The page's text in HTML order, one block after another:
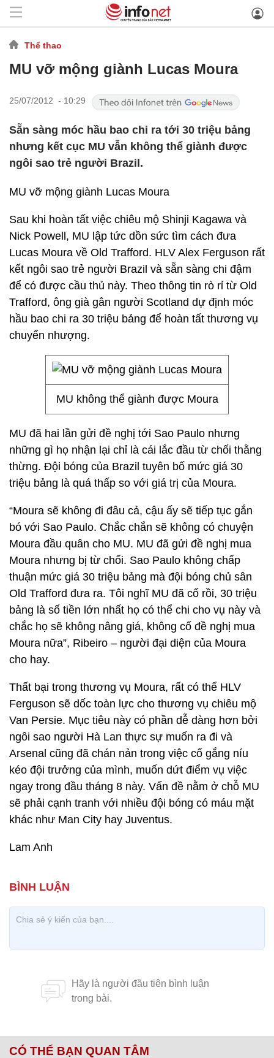
Thể thao
MU vỡ mộng giành Lucas Moura
25/07/2012 - 10:29
Sẵn sàng móc hầu bao chi ra tới 30 triệu bảng
nhưng kết cục MU vẫn không thể giành được
ngôi sao trẻ người Brazil.
MU vỡ mộng giành Lucas Moura
Sau khi hoàn tất việc chiêu mộ Shinji Kagawa và
Nick Powell, MU lập tức dồn sức tìm cách đưa
Lucas Moura về Old Trafford. HLV Alex Ferguson rất
kết ngôi sao trẻ người Brazil và sẵn sàng chi đậm
để có được cầu thủ này. Theo thông tin rò rỉ từ Old
Trafford, ông già gân người Scotland dự định móc
hầu bao chi ra 30 triệu bảng để hoàn tất thương vụ
chuyển nhượng.
MU không thể giành được Moura
MU đã hai lần gửi đề nghị tới Sao Paulo nhưng
những gì họ nhận lại chỉ là cái lắc đầu từ chối thằng
thừng. Đội bóng của Brazil tuyên bố mức giá 30
triệu bảng là quá thấp so với giá trị của Moura.
“Moura sẽ không đi đâu cả, cậu ấy sẽ tiếp tục gắn
bó với Sao Paulo. Chắc chắn sẽ không có chuyện
Moura đầu quân cho MU. MU đã gửi đề nghị mua
Moura nhưng bị từ chối. Sao Paulo không chấp
thuận mức giá 30 triệu bảng mà đội bóng chủ sân
Old Trafford đưa ra. Tôi nghĩ MU đã cố rồi, 30 triệu
bảng là số tiền lớn nhất họ có thể chi cho vụ này và
chắc họ sẽ không nâng giá, không cố đề nghị mua
Moura nữa”, Ribeiro – người đại diện của Moura
cho hay.
Thất bại trong thương vụ Moura, rất có thể HLV
Ferguson sẽ dốc toàn lực cho thương vụ chiêu mộ
Van Persie. Mục tiêu này có phần dễ dàng hơn bởi
ngôi sao người Hà Lan thực sự muốn ra đi và
Arsenal cũng đã chán nản trong việc cố gắng níu
kéo đội trưởng của mình, muốn dứt điểm vụ việc
ngay trong đầu tháng 8 này. Vấn đề nằm ở chỗ MU
sẽ phải cạnh tranh với nhiều đội bóng có máu mặt
khác như Man City hay Juventus.
Lam Anh
CÓ THỂ BẠN QUAN TÂM